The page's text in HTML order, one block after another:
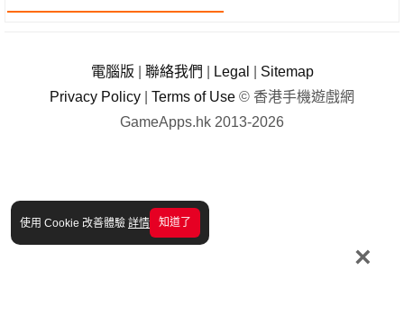
使用 Cookie 改善體驗 詳情 知道了
×
電腦版 聯絡我們 Legal
Sitemap
Privacy Policy
Terms of Use © 香港手機遊戲網
GameApps.hk 2013-2026